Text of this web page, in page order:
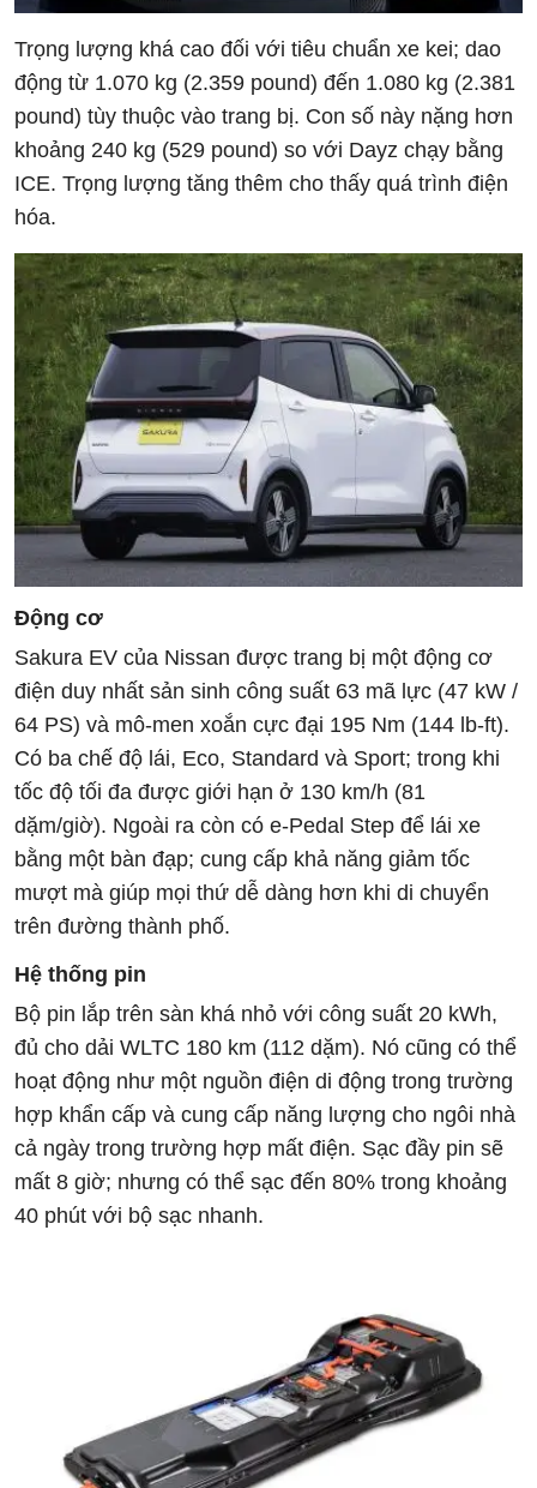
Trọng lượng khá cao đối với tiêu chuẩn xe kei; dao
động từ 1.070 kg (2.359 pound) đến 1.080 kg (2.381
pound) tùy thuộc vào trang bị. Con số này nặng hơn
khoảng 240 kg (529 pound) so với Dayz chạy bằng
ICE. Trọng lượng tăng thêm cho thấy quá trình điện
hóa.
Động cơ
Sakura EV của Nissan được trang bị một động cơ
điện duy nhất sản sinh công suất 63 mã lực (47 kW /
64 PS) và mô-men xoắn cực đại 195 Nm (144 lb-ft).
Có ba chế độ lái, Eco, Standard và Sport; trong khi
tốc độ tối đa được giới hạn ở 130 km/h (81
dặm/giờ). Ngoài ra còn có e-Pedal Step để lái xe
bằng một bàn đạp; cung cấp khả năng giảm tốc
mượt mà giúp mọi thứ dễ dàng hơn khi di chuyển
trên đường thành phố.
Hệ thống pin
Bộ pin lắp trên sàn khá nhỏ với công suất 20 kWh,
đủ cho dải WLTC 180 km (112 dặm). Nó cũng có thể
hoạt động như một nguồn điện di động trong trường
hợp khẩn cấp và cung cấp năng lượng cho ngôi nhà
cả ngày trong trường hợp mất điện. Sạc đầy pin sẽ
mất 8 giờ; nhưng có thể sạc đến 80% trong khoảng
40 phút với bộ sạc nhanh.